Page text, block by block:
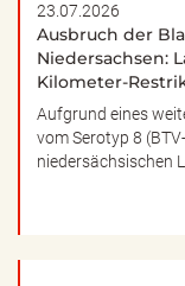
23.07.2026
Ausbruch der
Niedersachsen:
Kilometer-
Aufgrund eines
vom Serotyp 8
niedersächsischen